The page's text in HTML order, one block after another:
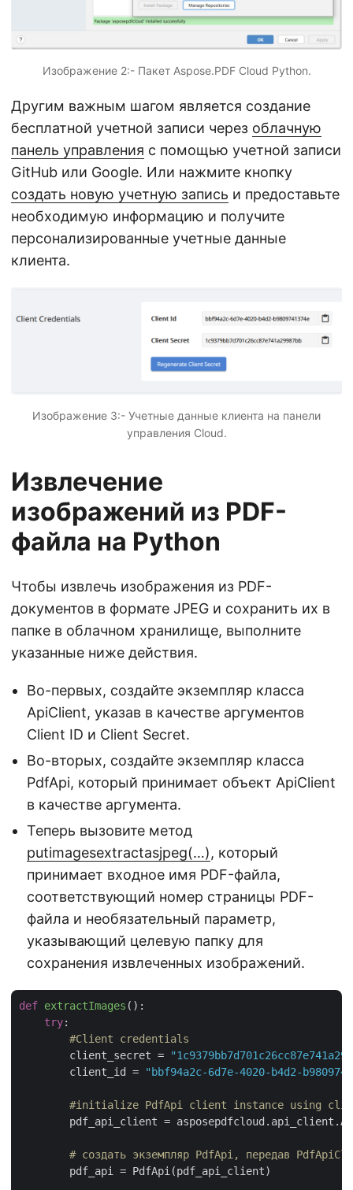
Изображение 2:- Пакет Aspose.PDF Cloud Python.
Другим важным шагом является создание
бесплатной учетной записи через облачную
панель управления с помощью учетной записи
GitHub или Google. Или нажмите кнопку
создать новую учетную запись и предоставьте
необходимую информацию и получите
персонализированные учетные данные
клиента.
Изображение 3:- Учетные данные клиента на панели
управления Cloud.
Извлечение
изображений из PDF-
файла на Python
Чтобы извлечь изображения из PDF-
документов в формате JPEG и сохранить их в
папке в облачном хранилище, выполните
указанные ниже действия.
Во-первых, создайте экземпляр класса
ApiClient, указав в качестве аргументов
Client ID и Client Secret.
Во-вторых, создайте экземпляр класса
PdfApi, который принимает объект ApiClient
в качестве аргумента.
Теперь вызовите метод
putimagesextractasjpeg(…), который
принимает входное имя PDF-файла,
соответствующий номер страницы PDF-
файла и необязательный параметр,
указывающий целевую папку для
сохранения извлеченных изображений.
def extractImages ():
try:
#Client credentials
        client_secret =
        client_id =
"bbf94a2c-6d7e-4020-b4d2-
#initialize PdfApi client instance using
pdf_api_client =
# создать экземпляр PdfApi, передав
        pdf_api = PdfApi(pdf_api_client)